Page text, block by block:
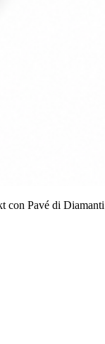
con Pavé di Diamanti